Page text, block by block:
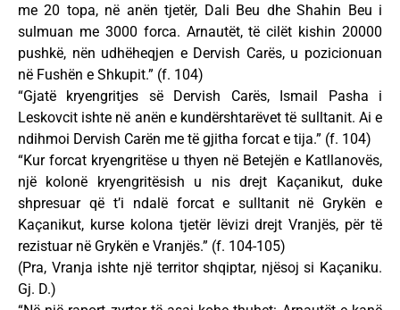
me 20 topa, në anën tjetër, Dali Beu dhe Shahin Beu i
sulmuan me 3000 forca. Arnautët, të cilët kishin 20000
pushkë, nën udhëheqjen e Dervish Carës, u pozicionuan
në Fushën e Shkupit.” (f. 104)
“Gjatë kryengritjes së Dervish Carës, Ismail Pasha i
Leskovcit ishte në anën e kundërshtarëvet të sulltanit. Ai e
ndihmoi Dervish Carën me të gjitha forcat e tija.” (f. 104)
“Kur forcat kryengritëse u thyen në Betejën e Katllanovës,
një kolonë kryengritësish u nis drejt Kaçanikut, duke
shpresuar që t’i ndalë forcat e sulltanit në Grykën e
Kaçanikut, kurse kolona tjetër lëvizi drejt Vranjës, për të
rezistuar në Grykën e Vranjës.” (f. 104-105)
(Pra, Vranja ishte një territor shqiptar, njësoj si Kaçaniku.
Gj. D.)